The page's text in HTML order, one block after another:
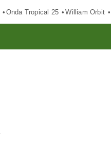
Onda Tropical 25 William Orbit